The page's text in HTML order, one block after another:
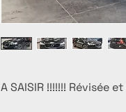
A SAISIR !!!!!!! Révisée